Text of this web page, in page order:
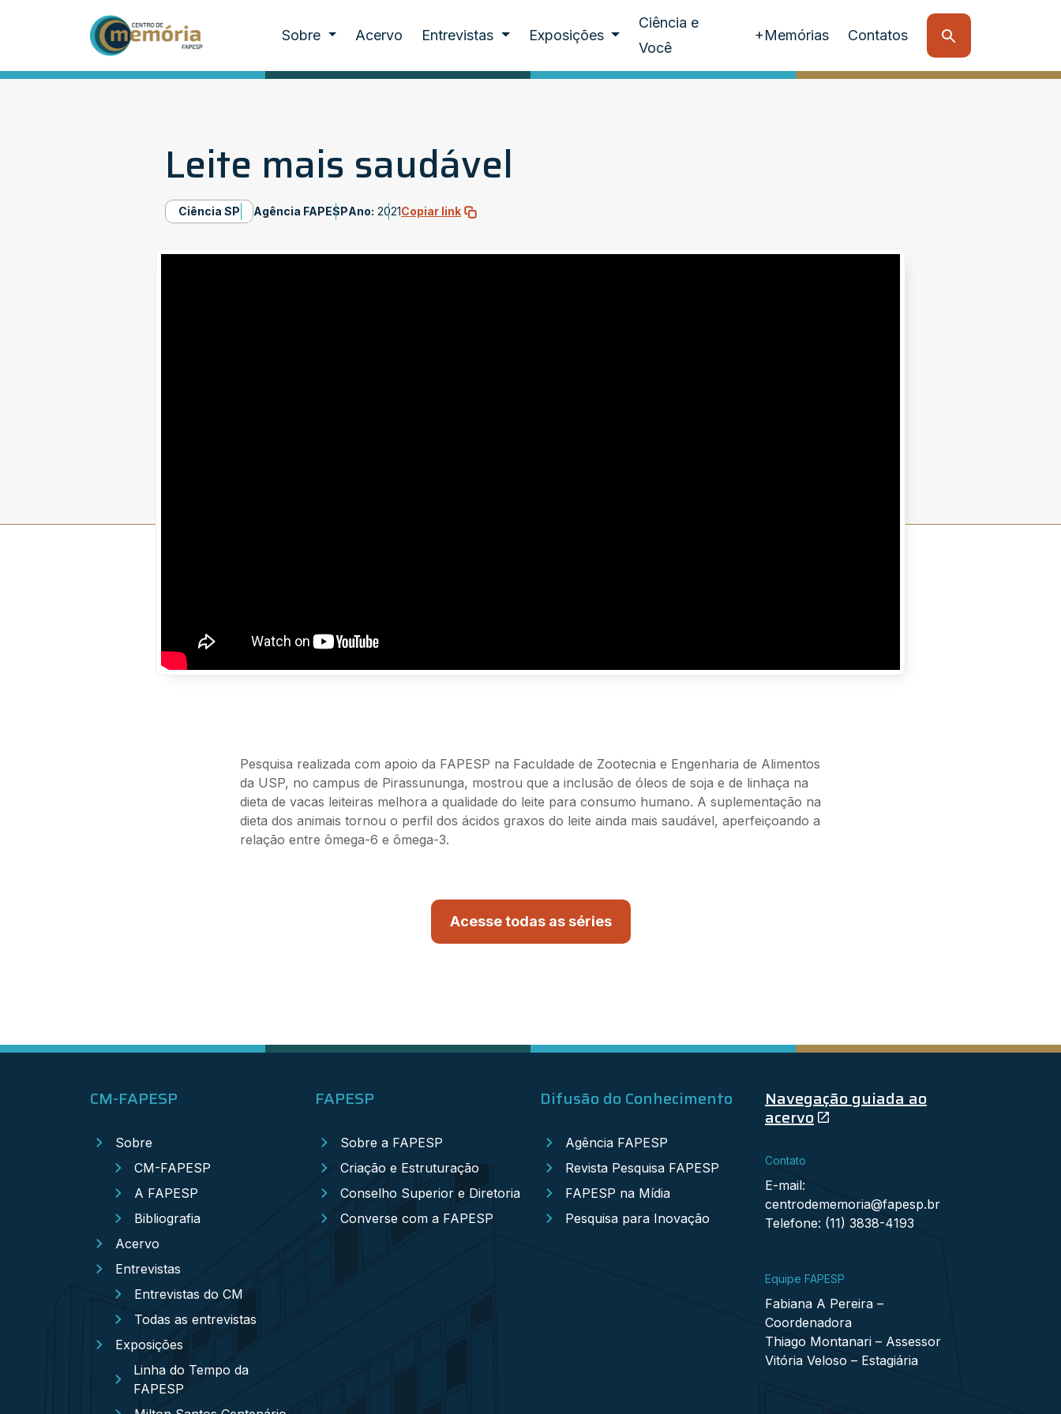
Sobre Acervo Entrevistas Exposições
Ciência e
Você
+Memórias Contatos
Leite mais saudável
Ciência SP Agência FAPESPAno: 2021Copiar link
Pesquisa realizada com apoio da FAPESP na Faculdade de Zootecnia e Engenharia de Alimentos
da USP, no campus de Pirassununga, mostrou que a inclusão de óleos de soja e de linhaça na
dieta de vacas leiteiras melhora a qualidade do leite para consumo humano. A suplementação na
dieta dos animais tornou o perfil dos ácidos graxos do leite ainda mais saudável, aperfeiçoando a
relação entre ômega-6 e ômega-3.
Acesse todas as séries
CM-FAPESP
Sobre
CM-FAPESP
A FAPESP
Bibliografia
Acervo
Entrevistas
Entrevistas do CM
Todas as entrevistas
Exposições
Linha do Tempo da
FAPESP
FAPESP
Sobre a FAPESP
Criação e Estruturação
Conselho Superior e Diretoria
Converse com a FAPESP
Difusão do Conhecimento
Agência FAPESP
Revista Pesquisa FAPESP
FAPESP na Mídia
Pesquisa para Inovação
Navegação guiada ao
acervo
Contato
E-mail:
centrodememoria@fapesp.br
Telefone: (11) 3838-4193
Equipe FAPESP
Fabiana A Pereira –
Coordenadora
Thiago Montanari – Assessor
Vitória Veloso – Estagiária